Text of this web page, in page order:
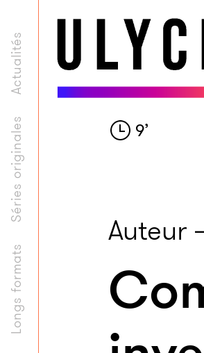
Longs formats
Séries originales
Actualités
9’
Auteur